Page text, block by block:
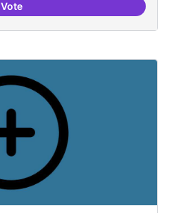
VoteRepositori de coneixement